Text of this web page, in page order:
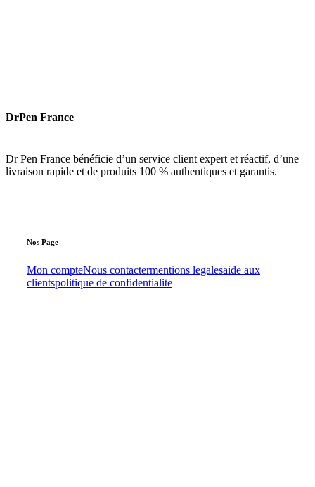
DrPen France
Dr Pen France bénéficie d’un service client expert et réactif, d’une
livraison rapide et de produits 100 % authentiques et garantis.
Nos Page
Mon compteNous contactermentions legalesaide aux
clientspolitique de confidentialite